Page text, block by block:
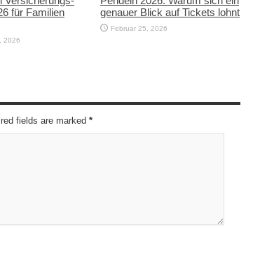
für Familien
2026
genauer Blick auf Tickets lohnt
Februar 25, 2026
fields are marked *